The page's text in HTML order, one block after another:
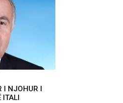
I NJOHUR I
ITALI